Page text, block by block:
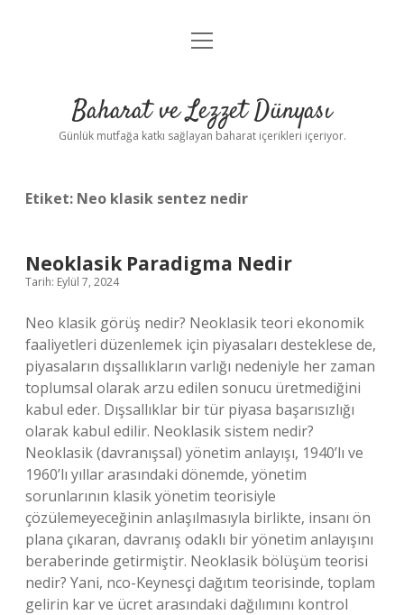
Anasayfa
Yasal Uyarı
menüyü
Baharat ve Lezzet Dünyası
Günlük mutfağa katkı sağlayan baharat içerikleri içeriyor.
Etiket: Neo klasik sentez nedir
Neoklasik Paradigma Nedir
Tarih: Eylül 7, 2024
Neo klasik görüş nedir? Neoklasik teori ekonomik
faaliyetleri düzenlemek için piyasaları desteklese de,
piyasaların dışsallıkların varlığı nedeniyle her zaman
toplumsal olarak arzu edilen sonucu üretmediğini
kabul eder. Dışsallıklar bir tür piyasa başarısızlığı
olarak kabul edilir. Neoklasik sistem nedir?
Neoklasik (davranışsal) yönetim anlayışı, 1940’lı ve
1960’lı yıllar arasındaki dönemde, yönetim
sorunlarının klasik yönetim teorisiyle
çözülemeyeceğinin anlaşılmasıyla birlikte, insanı ön
plana çıkaran, davranış odaklı bir yönetim anlayışını
beraberinde getirmiştir. Neoklasik bölüşüm teorisi
nedir? Yani, nco-Keynesçi dağıtım teorisinde, toplam
gelirin kar ve ücret arasındaki dağılımını kontrol